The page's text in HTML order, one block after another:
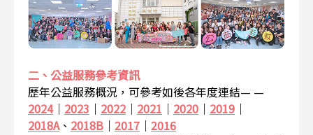
二、公益服務參考資訊
歷年公益服務概況，可參考如後各年度連結— —
2024｜ 2023 ｜ 2022 ｜ 2021 ｜ 2020 ｜ 2019 ｜
2018A、 2018B ｜ 2017 ｜ 2016